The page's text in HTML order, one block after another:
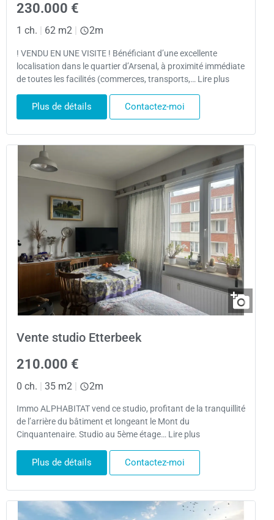
230.000 €
1 ch. 62 m2 2m
! VENDU EN UNE VISITE ! Bénéficiant d’une excellente
localisation dans le quartier d’Arsenal, à proximité immédiate
de toutes les facilités (commerces, transports,… Lire plus
Plus de détails Contactez-moi
Vente studio Etterbeek
210.000 €
0 ch. | 35 m2 | 2m
Immo ALPHABITAT vend ce studio, profitant de la tranquillité
de l’arrière du bâtiment et longeant le Mont du
Cinquantenaire. Studio au 5ème étage… Lire plus
Plus de détails Contactez-moi